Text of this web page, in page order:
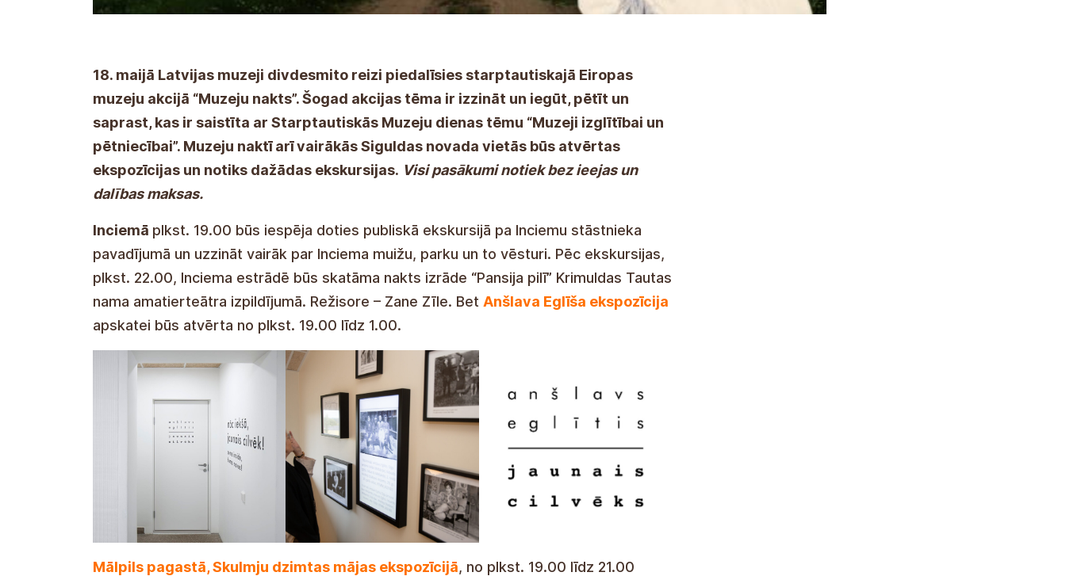
18. maijā Latvijas muzeji divdesmito reizi piedalīsies starptautiskajā Eiropas
muzeju akcijā “Muzeju nakts”. Šogad akcijas tēma ir izzināt un iegūt, pētīt un
saprast, kas ir saistīta ar Starptautiskās Muzeju dienas tēmu “Muzeji izglītībai un
pētniecībai”. Muzeju naktī arī vairākās Siguldas novada vietās būs atvērtas
ekspozīcijas un notiks dažādas ekskursijas. Visi pasākumi notiek bez ieejas un
dalības maksas.
Inciemā plkst. 19.00 būs iespēja doties publiskā ekskursijā pa Inciemu stāstnieka
pavadījumā un uzzināt vairāk par Inciema muižu, parku un to vēsturi. Pēc ekskursijas,
plkst. 22.00, Inciema estrādē būs skatāma nakts izrāde “Pansija pilī” Krimuldas Tautas
nama amatierteātra izpildījumā. Režisore – Zane Zīle. Bet Anšlava Eglīša ekspozīcija
apskatei būs atvērta no plkst. 19.00 līdz 1.00.
Mālpils pagastā, Skulmju dzimtas mājas ekspozīcijā, no plkst. 19.00 līdz 21.00